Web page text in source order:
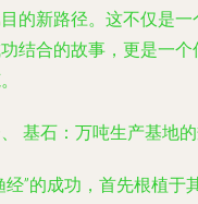
的新路径。这不仅是
结合的故事，更是一
基石：万吨生产基地
经”的成功，首先根植